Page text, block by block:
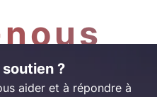
?
aider et à répondre à